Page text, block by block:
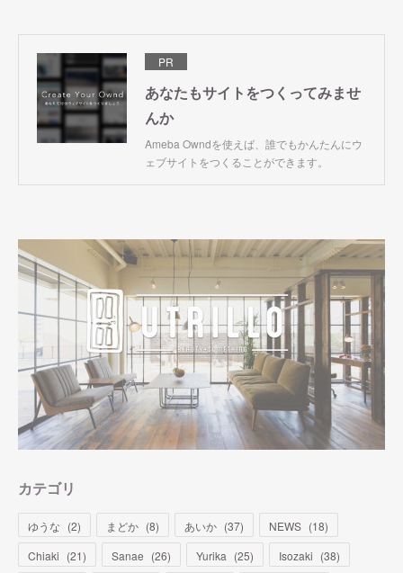
PR
あなたもサイトをつくってみませ
んか
Ameba Owndを使えば、誰でもかんたんにウ
ェブサイトをつくることができます。
カテゴリ
ゆうな (2) まどか (8) あいか (37) NEWS (18)
Chiaki (21) Sanae (26) Yurika (25) Isozaki (38)